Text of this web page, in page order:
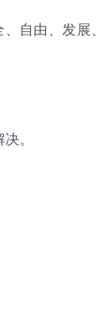
自由、发展、
。​​